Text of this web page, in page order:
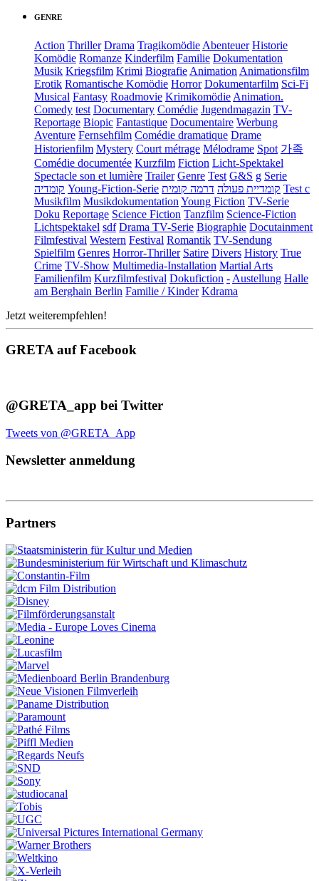
GENRE
Action Thriller Drama Tragikomödie Abenteuer Historie
Komödie Romanze Kinderfilm Familie Dokumentation
Musik Kriegsfilm Krimi Biografie Animation Animationsfilm
Erotik Romantische Komödie Horror Dokumentarfilm Sci-Fi
Musical Fantasy Roadmovie Krimikomödie Animation.
Comedy test Documentary Comédie Jugendmagazin TV-
Reportage Biopic Fantastique Documentaire Werbung
Aventure Fernsehfilm Comédie dramatique Drame
Historienfilm Mystery Court métrage Mélodrame Spot 가족
Comédie documentée Kurzfilm Fiction Licht-Spektakel
Spectacle son et lumière Trailer Genre Test G&S g Serie
קומדיה Young-Fiction-Serie קומדיית פעולה דרמה קומית
Test c
Musikfilm Musikdokumentation Young Fiction TV-Serie
Doku Reportage Science Fiction Tanzfilm Science-Fiction
Lichtspektakel sdf Drama TV-Serie Biographie Docutainment
Filmfestival Western Festival Romantik TV-Sendung
Spielfilm Genres Horror-Thriller Satire Divers History True
Crime TV-Show Multimedia-Installation Martial Arts
Familienfilm Kurzfilmfestival Dokufiction - Austellung Halle
am Berghain Berlin Familie / Kinder Kdrama
Jetzt weiterempfehlen!
GRETA auf Facebook
@GRETA_app bei Twitter
Tweets von @GRETA_App
Newsletter anmeldung
Partners